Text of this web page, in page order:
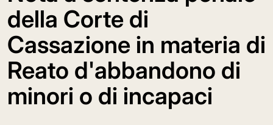
della Corte di
Cassazione in materia di
Reato d'abbandono di
minori o di incapaci